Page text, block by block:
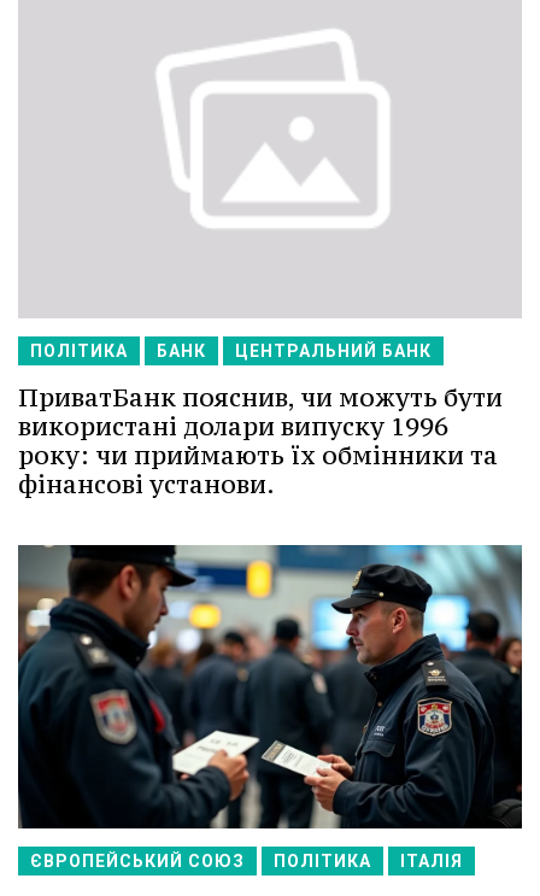
ПОЛІТИКА БАНК ЦЕНТРАЛЬНИЙ БАНК
ПриватБанк пояснив, чи можуть бути
використані долари випуску 1996
року: чи приймають їх обмінники та
фінансові установи.
ЄВРОПЕЙСЬКИЙ СОЮЗ ПОЛІТИКА ІТАЛІЯ